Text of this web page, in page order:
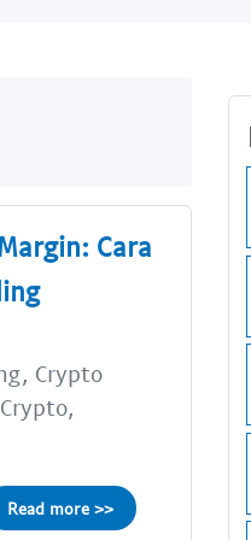
Cara
Crypto
Read more >>